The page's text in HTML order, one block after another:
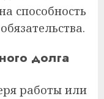
способность
долга
работы или